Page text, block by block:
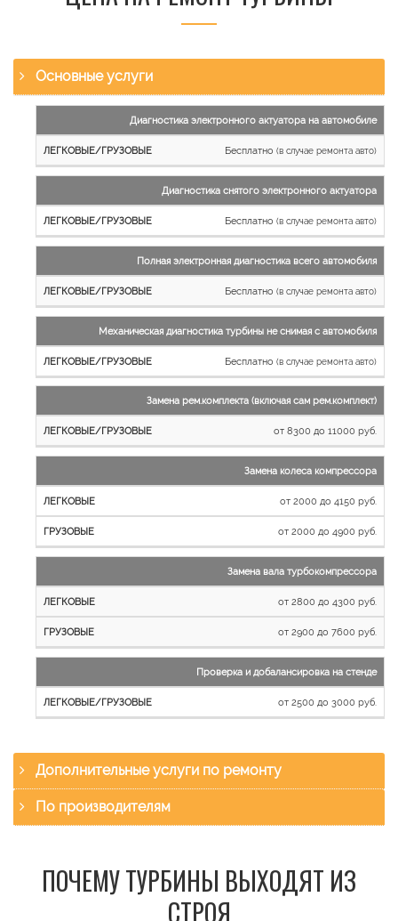
Основные услуги
работы
Легковые
и
Грузовые
автомобили
Диагностика электронного актуатора на автомобиле
Бесплатно (в случае ремонта авто)
Диагностика снятого электронного актуатора
Бесплатно (в случае ремонта авто)
Полная электронная диагностика всего автомобиля
Бесплатно (в случае ремонта авто)
Механическая диагностика турбины не снимая с автомобиля
Бесплатно (в случае ремонта авто)
Замена рем.комплекта (включая сам рем.комплект)
от 8300 до 11000 руб.
Замена колеса компрессора
от 2000 до 4150 руб.
от 2000 до 4900 руб.
Замена вала турбокомпрессора
от 2800 до 4300 руб.
от 2900 до 7600 руб.
Проверка и добалансировка на стенде
от 2500 до 3000 руб.
Дополнительные услуги по ремонту
По производителям
ПОЧЕМУ ТУРБИНЫ ВЫХОДЯТ ИЗ
СТРОЯ